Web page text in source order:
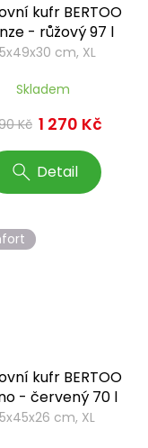
kufr BERTOO
- růžový 97 l
cm, XL
Skladem
Kč 1 270 Kč
Detail
kufr BERTOO
- červený 70 l
cm, XL